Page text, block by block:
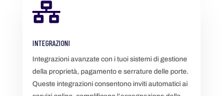

INTEGRAZIONI
Integrazioni avanzate con i tuoi sistemi di gestione
della proprietà, pagamento e serrature delle porte.
Queste integrazioni consentono inviti automatici ai